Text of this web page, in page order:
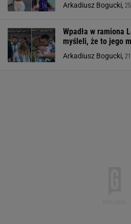
Arkadiusz Bogucki,
Wpadła w ramiona
myśleli, że to jego
Arkadiusz Bogucki,